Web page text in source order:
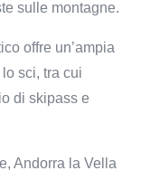
sulle montagne.
offre un’ampia
sci, tra cui
di skipass e
Andorra la Vella